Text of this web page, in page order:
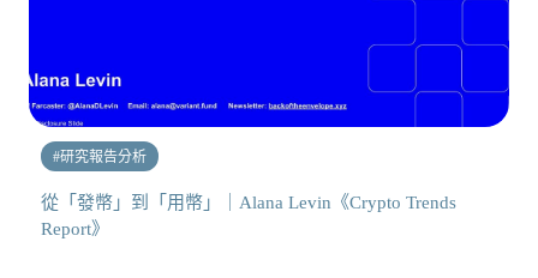
#研究報告分析
從「發幣」到「用幣」｜Alana Levin《Crypto Trends
Report》